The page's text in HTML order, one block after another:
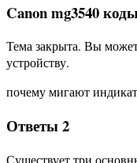
Canon mg3540
Тема закрыта. Вы
устройству.
почему мигают
Ответы 2
Существует три